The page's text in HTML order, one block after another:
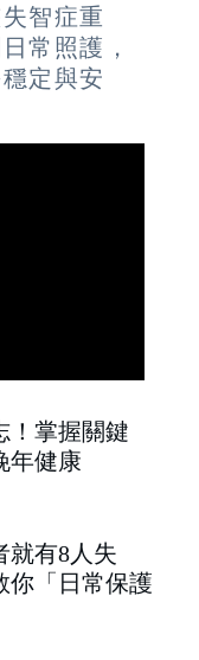
智症重
常照護，
定與安
！掌握關鍵
年健康
就有8人失
你「日常保護